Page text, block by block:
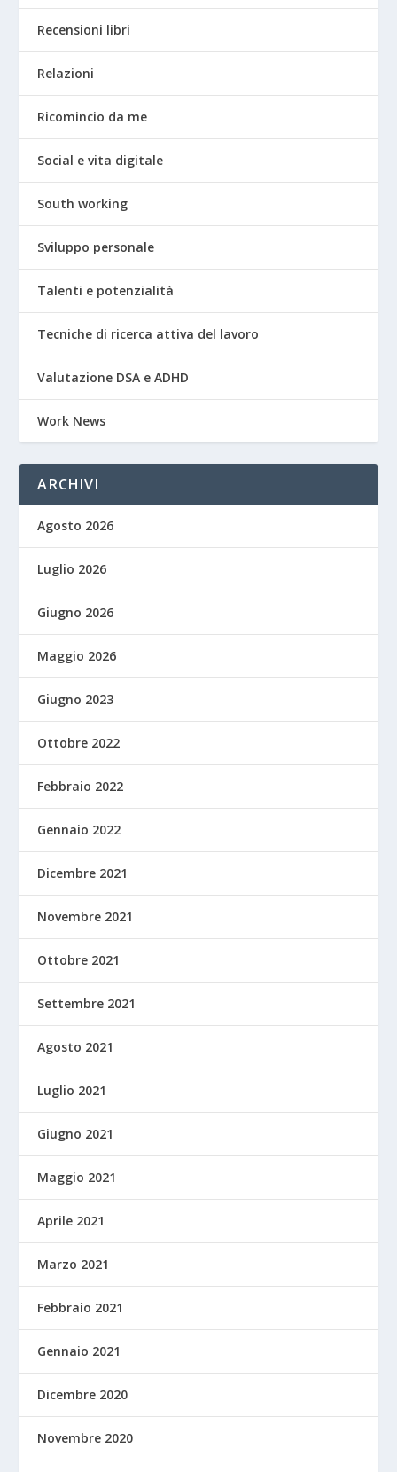
Recensioni libri
Relazioni
Ricomincio da me
Social e vita digitale
South working
Sviluppo personale
Talenti e potenzialità
Tecniche di ricerca attiva del lavoro
Valutazione DSA e ADHD
Work News
ARCHIVI
Agosto 2026
Luglio 2026
Giugno 2026
Maggio 2026
Giugno 2023
Ottobre 2022
Febbraio 2022
Gennaio 2022
Dicembre 2021
Novembre 2021
Ottobre 2021
Settembre 2021
Agosto 2021
Luglio 2021
Giugno 2021
Maggio 2021
Aprile 2021
Marzo 2021
Febbraio 2021
Gennaio 2021
Dicembre 2020
Novembre 2020